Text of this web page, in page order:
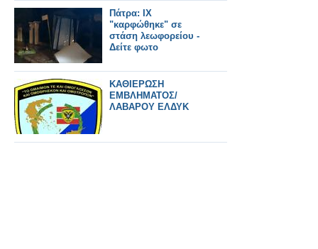
Πάτρα: ΙΧ
"καρφώθηκε" σε
στάση λεωφορείου -
Δείτε φωτο
ΚΑΘΙΕΡΩΣΗ
ΕΜΒΛΗΜΑΤΟΣ/
ΛΑΒΑΡΟΥ ΕΛΔΥΚ